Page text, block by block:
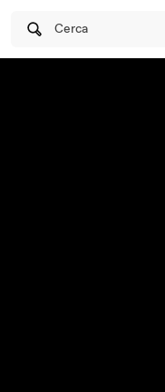
Cerca